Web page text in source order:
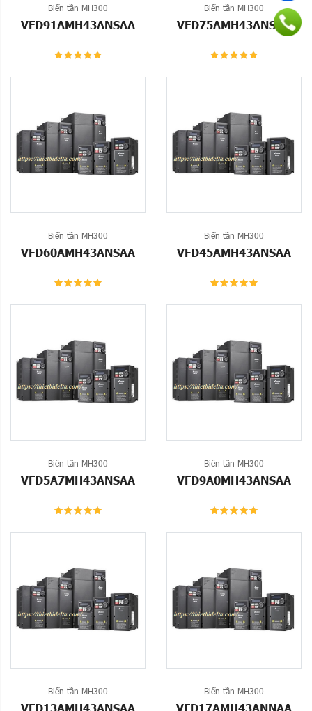
Biến tần MH300
VFD91AMH43ANSAA
Biến tần MH300
VFD75AMH43ANSAA
Biến tần MH300
VFD60AMH43ANSAA
Biến tần MH300
VFD45AMH43ANSAA
Biến tần MH300
VFD5A7MH43ANSAA
Biến tần MH300
VFD9A0MH43ANSAA
Biến tần MH300
VFD13AMH43ANSAA
Biến tần MH300
VFD17AMH43ANNAA